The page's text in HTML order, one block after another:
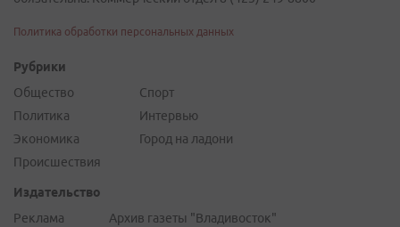
Политика обработки персональных данных
Рубрики
Общество
Политика
Экономика
Происшествия
Спорт
Интервью
Город на ладони
Издательство
Реклама
Архив газеты "Владивосток"